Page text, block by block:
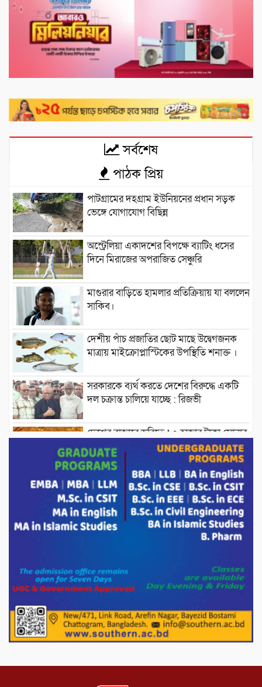
সর্বশেষ
পাঠক প্রিয়
পাটগ্রামের দহগ্রাম ইউনিয়নের প্রধান সড়ক
ভেঙ্গে যোগাযোগ বিছিন্ন
অস্ট্রেলিয়া একাদশের বিপক্ষে ব্যাটিং ধসের
দিনে মিরাজের অপরাজিত সেঞ্চুরি
মাগুরার বাড়িতে হামলার প্রতিক্রিয়ায় যা বললেন
সাকিব।
দেশীয় পাঁচ প্রজাতির ছোট মাছে উদ্বেগজনক
মাত্রায় মাইক্রোপ্লাস্টিকের উপস্থিতি শনাক্ত ।
সরকারকে ব্যর্থ করতে দেশের বিরুদ্ধে একটি
দল চক্রান্ত চালিয়ে যাচ্ছে : রিজভী
দেশের বাজারে ভরিতে ১০ হাজার টাকা সোনার
দাম বাড়ানোর ঘোষণা।
ভারপ্রাপ্ত রাষ্ট্রপতি হাফিজ উদ্দিন আহমদের
সাথে এইচটি বাংলা অনলাইন পোর্টাল ও আইপি
টিভির সম্পাদক মোঃ ইসমাইল হোসেনের
সৌজন্য সাক্ষাৎ।
পাটগ্রামে জুলাই অভ্যুত্থান দিবস উপলক্ষে
পোরশায় গণঅভ্যুত্থান দিবসে শহিদ ও জুলাই
১১ দলীয় ঐক্য পোরশা উপজেলা শাখার